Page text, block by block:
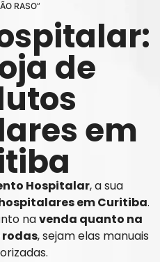
RASO”
de
em
Hospitalar, a sua
em Curitiba.
navenda quanto na
rodas, sejam elas manuais